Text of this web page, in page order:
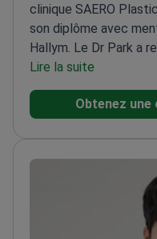
clinique SAERO
son diplôme avec
Hallym. Le Dr Park a
en médecine de la
l'hôpital Gangnam
(deep plane facelift)
secondaire.Membre
chirurgie plastique
de l'American
Membre des
Lire la suite
Obtenez